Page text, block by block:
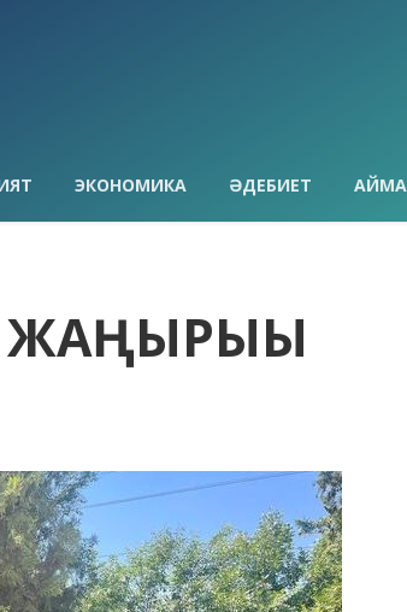
ЭКОНОМИКА ӘДЕБИЕТ АЙМАҚ